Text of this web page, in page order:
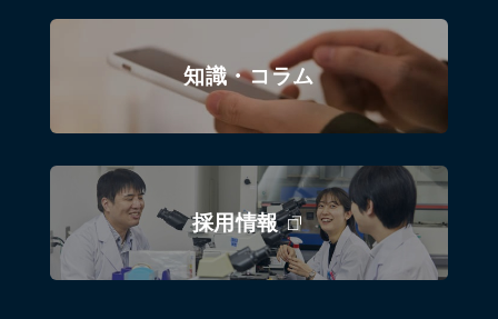
知識・コラム
採用情報